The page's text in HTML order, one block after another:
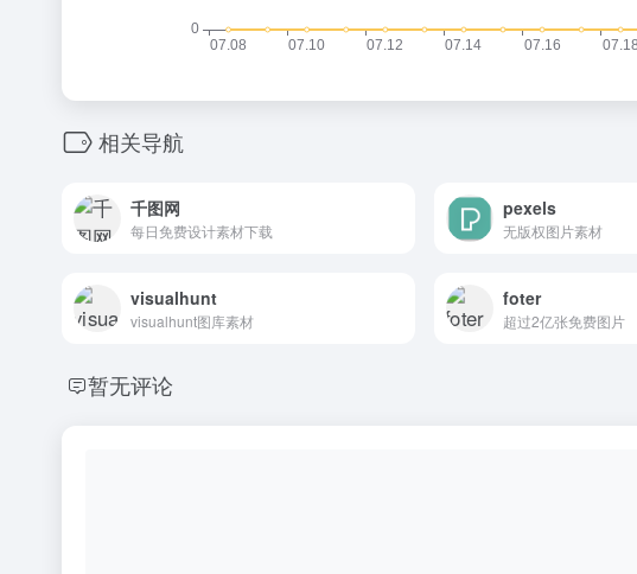
相关导航
千图网
每日免费设计素材下载
pexels
无版权图片素材
visualhunt
visualhunt图库素材
foter
超过2亿张免费图片
暂无评论